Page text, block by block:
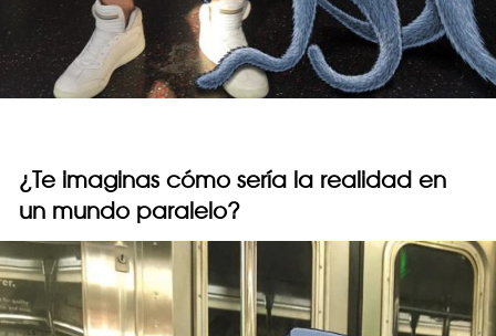
¿Te imaginas cómo sería la realidad en
un mundo paralelo?